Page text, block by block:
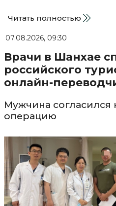
Читать полностью
07.08.2026, 09:30
Врачи в Шанхае
российского
онлайн-
Мужчина согласился
операцию